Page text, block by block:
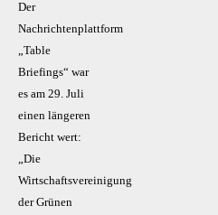
Der
Nachrichtenplattform
„Table
Briefings“ war
es am 29. Juli
einen längeren
Bericht wert:
„Die
Wirtschaftsvereinigung
der Grünen